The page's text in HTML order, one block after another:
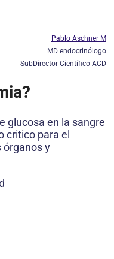
Pablo Aschner M
MD endocrinólogo
SubDirector Científico ACD
glucosa en la sangre
critico para el
órganos y